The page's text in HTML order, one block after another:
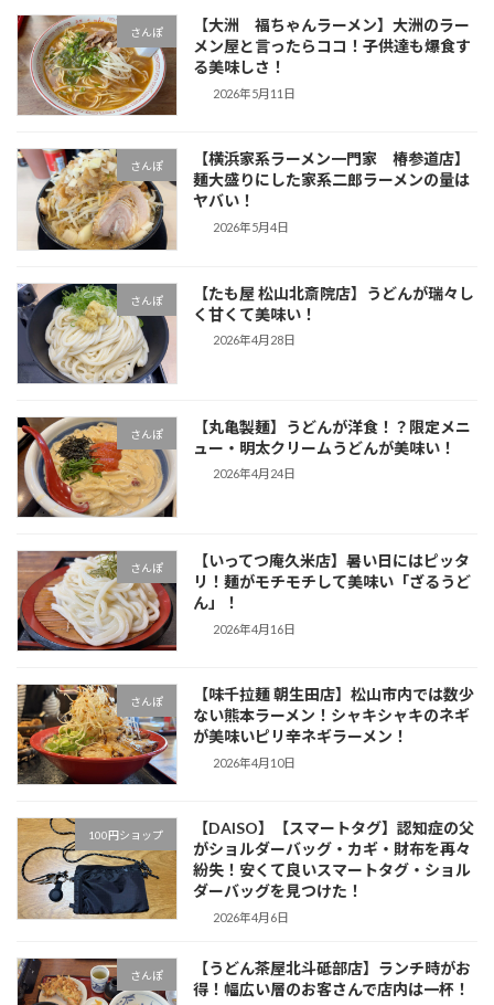
さんぽ
【大洲 福ちゃんラーメン】大洲のラー
メン屋と言ったらココ！子供達も爆食す
る美味しさ！
2026年5月11日
さんぽ
【横浜家系ラーメン一門家 椿参道店】
麺大盛りにした家系二郎ラーメンの量は
ヤバい！
2026年5月4日
さんぽ
【たも屋 松山北斎院店】うどんが瑞々し
く甘くて美味い！
2026年4月28日
さんぽ
【丸亀製麺】うどんが洋食！？限定メニ
ュー・明太クリームうどんが美味い！
2026年4月24日
さんぽ
【いってつ庵久米店】暑い日にはピッタ
リ！麺がモチモチして美味い「ざるうど
ん」！
2026年4月16日
さんぽ
【味千拉麺 朝生田店】松山市内では数少
ない熊本ラーメン！シャキシャキのネギ
が美味いピリ辛ネギラーメン！
2026年4月10日
100円ショップ
【DAISO】【スマートタグ】認知症の父
がショルダーバッグ・カギ・財布を再々
紛失！安くて良いスマートタグ・ショル
ダーバッグを見つけた！
2026年4月6日
さんぽ
【うどん茶屋北斗砥部店】ランチ時がお
得！幅広い層のお客さんで店内は一杯！